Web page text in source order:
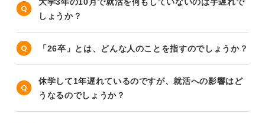
しょうか？
「26卒」とは、どんな人のことを指すのでしょうか？
休学して1年遅れているのですが、就活への影響はど
うなるのでしょうか？